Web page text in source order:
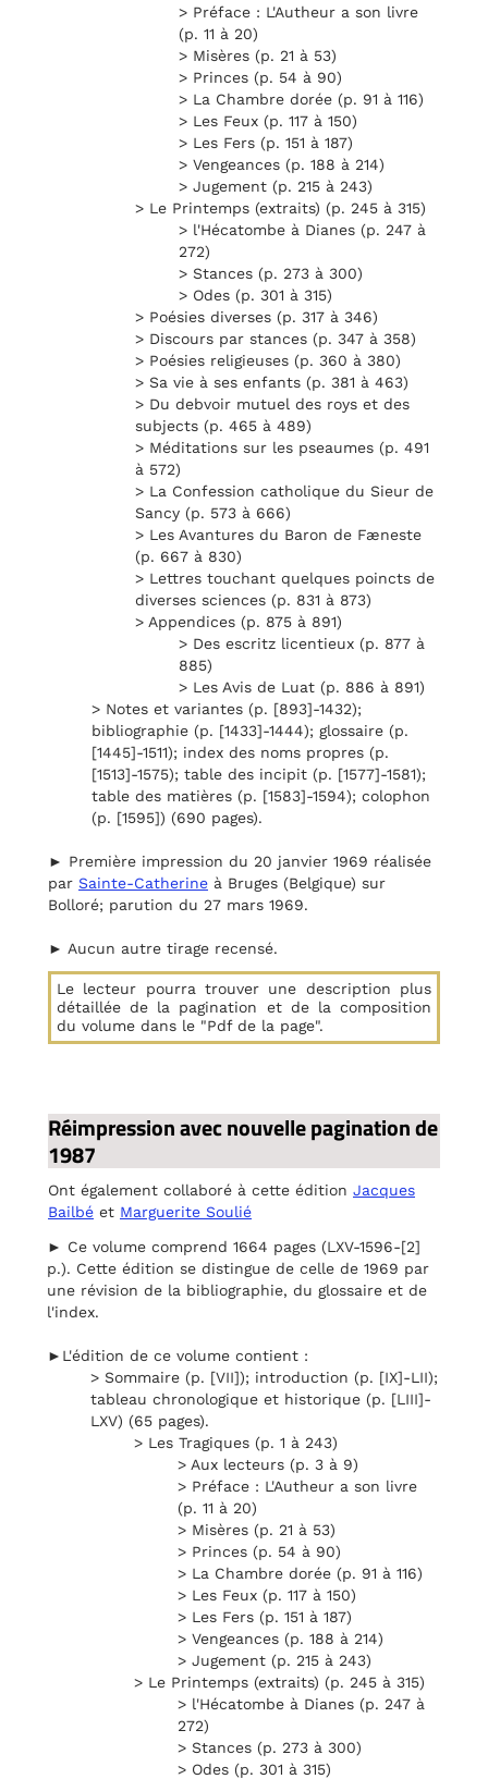
> Préface : L'Autheur a son livre
(p. 11 à 20)
> Misères (p. 21 à 53)
> Princes (p. 54 à 90)
> La Chambre dorée (p. 91 à 116)
> Les Feux (p. 117 à 150)
> Les Fers (p. 151 à 187)
> Vengeances (p. 188 à 214)
> Jugement (p. 215 à 243)
> Le Printemps (extraits) (p. 245 à 315)
> l'Hécatombe à Dianes (p. 247 à
272)
> Stances (p. 273 à 300)
> Odes (p. 301 à 315)
> Poésies diverses (p. 317 à 346)
> Discours par stances (p. 347 à 358)
> Poésies religieuses (p. 360 à 380)
> Sa vie à ses enfants (p. 381 à 463)
> Du debvoir mutuel des roys et des
subjects (p. 465 à 489)
> Méditations sur les pseaumes (p. 491
à 572)
> La Confession catholique du Sieur de
Sancy (p. 573 à 666)
> Les Avantures du Baron de Fæneste
(p. 667 à 830)
> Lettres touchant quelques poincts de
diverses sciences (p. 831 à 873)
> Appendices (p. 875 à 891)
> Des escritz licentieux (p. 877 à
885)
> Les Avis de Luat (p. 886 à 891)
> Notes et variantes (p. [893]-1432);
bibliographie (p. [1433]-1444); glossaire (p.
[1445]-1511); index des noms propres (p.
[1513]-1575); table des incipit (p. [1577]-1581);
table des matières (p. [1583]-1594); colophon
(p. [1595]) (690 pages).
► Première impression du 20 janvier 1969 réalisée
par Sainte-Catherine à Bruges (Belgique) sur
Bolloré; parution du 27 mars 1969.
► Aucun autre tirage recensé.
Le lecteur pourra trouver une description plus
détaillée de la pagination et de la composition
du volume dans le "Pdf de la page".
Réimpression avec nouvelle pagination de
1987
Ont également collaboré à cette édition Jacques
Bailbé et Marguerite Soulié
► Ce volume comprend 1664 pages (LXV-1596-[2]
p.). Cette édition se distingue de celle de 1969 par
une révision de la bibliographie, du glossaire et de
l'index.
►L'édition de ce volume contient :
> Sommaire (p. [VII]); introduction (p. [IX]-LII);
tableau chronologique et historique (p. [LIII]-
LXV) (65 pages).
> Les Tragiques (p. 1 à 243)
> Aux lecteurs (p. 3 à 9)
> Préface : L'Autheur a son livre
(p. 11 à 20)
> Misères (p. 21 à 53)
> Princes (p. 54 à 90)
> La Chambre dorée (p. 91 à 116)
> Les Feux (p. 117 à 150)
> Les Fers (p. 151 à 187)
> Vengeances (p. 188 à 214)
> Jugement (p. 215 à 243)
> Le Printemps (extraits) (p. 245 à 315)
> l'Hécatombe à Dianes (p. 247 à
272)
> Stances (p. 273 à 300)
> Odes (p. 301 à 315)